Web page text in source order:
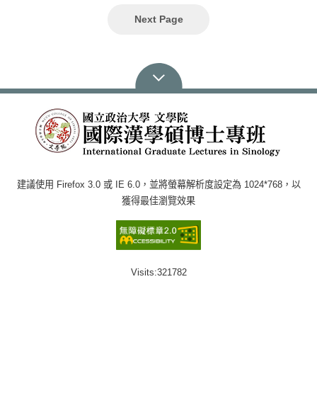
Next Page
建議使用 Firefox 3.0 或 IE 6.0，並將螢幕解析度設定為 1024*768，以
獲得最佳瀏覽效果
Visits:321782